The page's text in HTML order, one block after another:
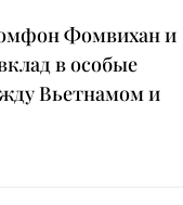
Фомвихан и
в особые
Вьетнамом и